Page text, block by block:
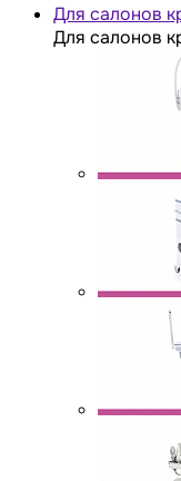
Для салонов
Для салонов